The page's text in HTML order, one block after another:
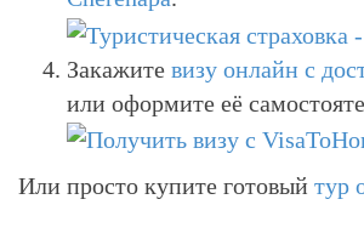
Закажите визу онлайн с
или оформите её
Или просто купите готовый тур